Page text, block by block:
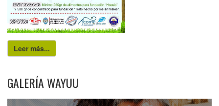
Leer más...
GALERÍA WAYUU